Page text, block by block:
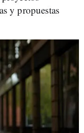
y propuestas